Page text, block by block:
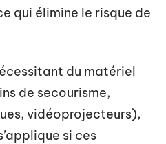
qui élimine le risque de
du matériel
de secourisme,
vidéoprojecteurs),
si ces